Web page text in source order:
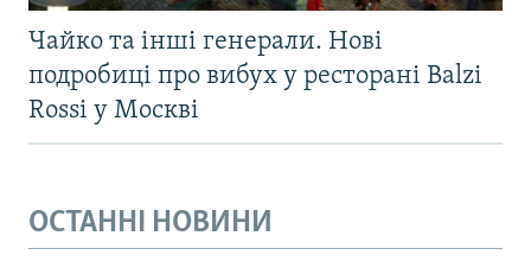
Чайко та інші генерали. Нові
подробиці про вибух у ресторані Balzi
Rossi у Москві
ОСТАННІ НОВИНИ